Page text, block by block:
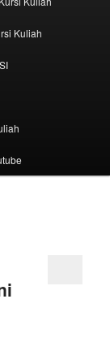
Kuliah